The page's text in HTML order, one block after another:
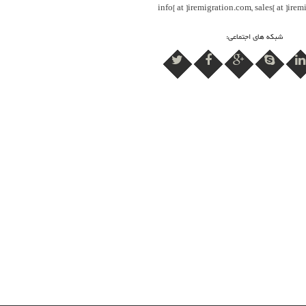
info[ at ]iremigration.com, sales[ at
شبکه های اجتماعی: